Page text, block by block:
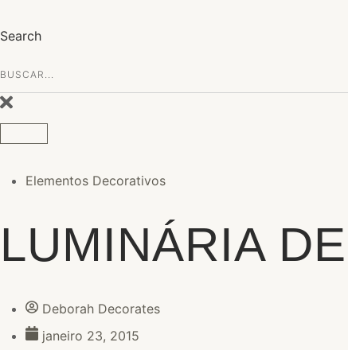
Search
Elementos Decorativos
LUMINÁRIA
Deborah Decorates
janeiro 23, 2015